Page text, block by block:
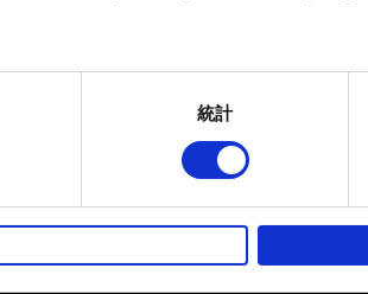
which can be accurate to within
specific characteristics (fingerprinting)
and set your preferences in the
的內容，偶爾這些資訊也會提供我們的合
統計